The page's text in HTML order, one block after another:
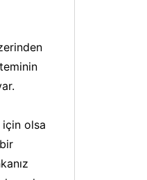
için olsa